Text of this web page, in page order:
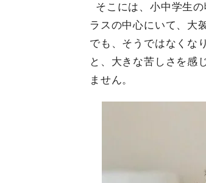
そこには、小中学生
ラスの中心にいて、大
でも、そうではなくな
と、大きな苦しさを感
ません。